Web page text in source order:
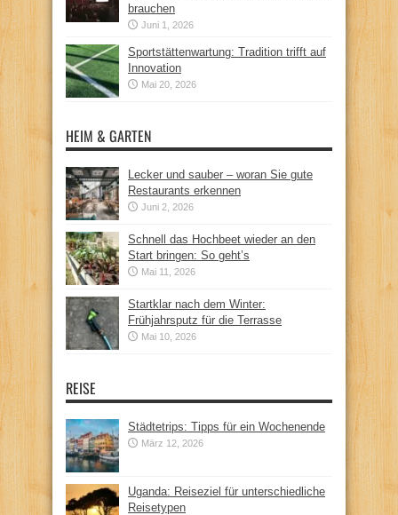
brauchen
Juni 1, 2026
Sportstättenwartung: Tradition trifft auf
Innovation
Mai 20, 2026
HEIM & GARTEN
Lecker und sauber – woran Sie gute
Restaurants erkennen
Juni 2, 2026
Schnell das Hochbeet wieder an den
Start bringen: So geht’s
Mai 11, 2026
Startklar nach dem Winter:
Frühjahrsputz für die Terrasse
Mai 10, 2026
REISE
Städtetrips: Tipps für ein Wochenende
März 12, 2026
Uganda: Reiseziel für unterschiedliche
Reisetypen